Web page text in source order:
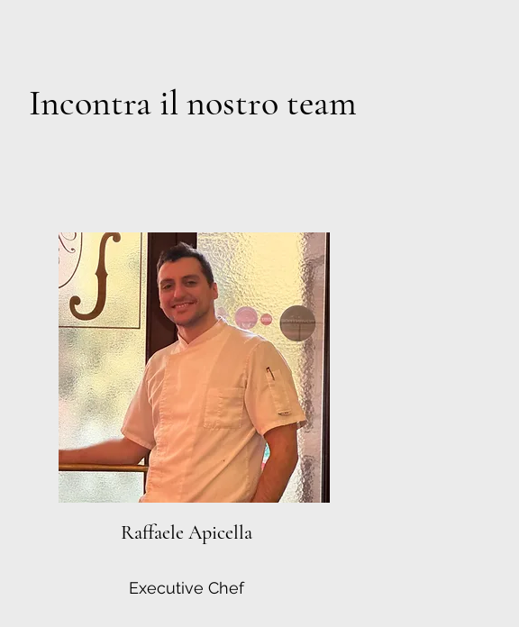
Incontra il nostro team
Raffaele Apicella
Executive Chef